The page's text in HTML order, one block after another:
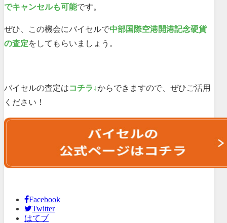
でキャンセルも可能です。
ぜひ、この機会にバイセルで中部国際空港開港記念硬貨
の査定をしてもらいましょう。
バイセルの査定はコチラ↓からできますので、ぜひご活用
ください！
Facebook
Twitter
はてブ